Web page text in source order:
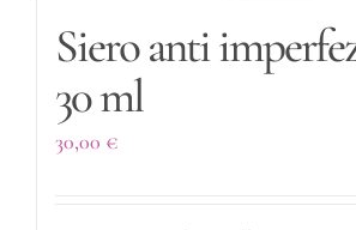
Siero anti
30 ml
30,00 €